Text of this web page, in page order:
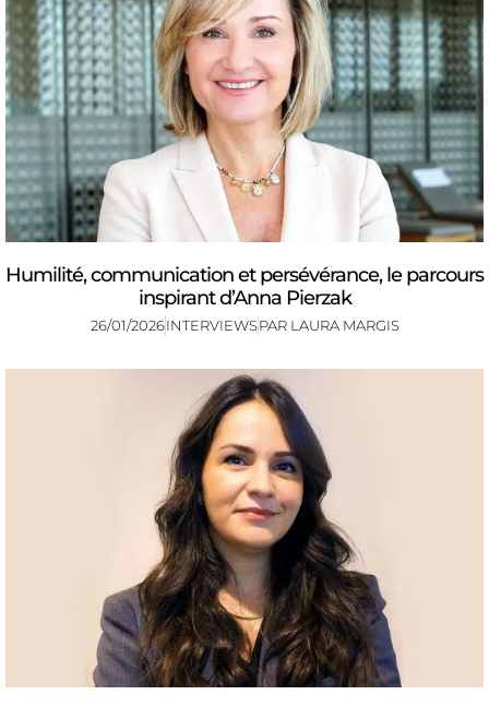
Humilité, communication et persévérance, le parcours
inspirant d’Anna Pierzak
26/01/2026INTERVIEWSPAR LAURA MARGIS